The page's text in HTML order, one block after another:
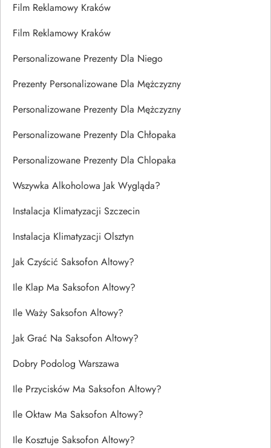
Film Reklamowy Kraków
Film Reklamowy Kraków
Personalizowane Prezenty Dla Niego
Prezenty Personalizowane Dla Mężczyzny
Personalizowane Prezenty Dla Mężczyzny
Personalizowane Prezenty Dla Chłopaka
Personalizowane Prezenty Dla Chlopaka
Wszywka Alkoholowa Jak Wygląda?
Instalacja Klimatyzacji Szczecin
Instalacja Klimatyzacji Olsztyn
Jak Czyścić Saksofon Altowy?
Ile Klap Ma Saksofon Altowy?
Ile Waży Saksofon Altowy?
Jak Grać Na Saksofon Altowy?
Dobry Podolog Warszawa
Ile Przycisków Ma Saksofon Altowy?
Ile Oktaw Ma Saksofon Altowy?
Ile Kosztuje Saksofon Altowy?